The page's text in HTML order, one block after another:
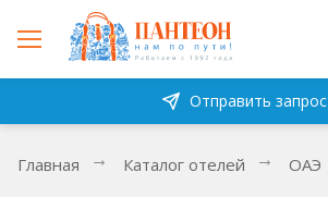
Отправить запрос
Главная Каталог отелей ОАЭ